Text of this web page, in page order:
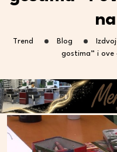
Trend Blog
gostima” i ove